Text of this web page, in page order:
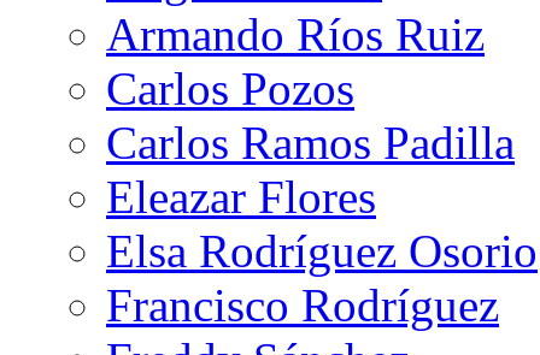
Armando Ríos Ruiz
Carlos Pozos
Carlos Ramos Padilla
Eleazar Flores
Elsa Rodríguez Osorio
Francisco Rodríguez